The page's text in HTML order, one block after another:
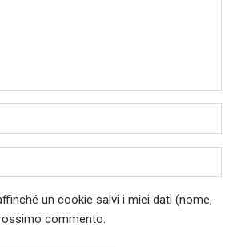
un cookie salvi i miei dati (nome,
commento.